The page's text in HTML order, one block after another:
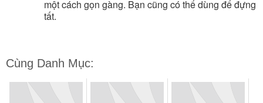
một cách gọn gàng. Bạn cũng có thể dùng để đựng
tất.
Cùng Danh Mục: